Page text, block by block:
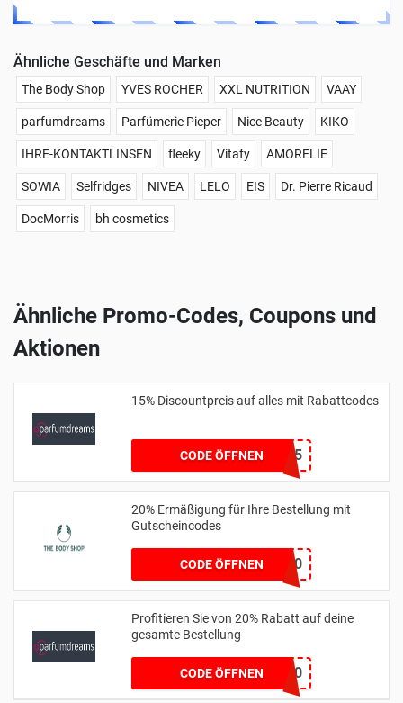
Ähnliche Geschäfte und Marken
The Body Shop YVES ROCHER XXL NUTRITION VAAY
parfumdreams Parfümerie Pieper Nice Beauty KIKO
IHRE-KONTAKTLINSEN fleeky Vitafy AMORELIE
SOWIA Selfridges NIVEA LELO EIS Dr. Pierre Ricaud
DocMorris bh cosmetics
Ähnliche Promo-Codes, Coupons und
Aktionen
15% Discountpreis auf alles mit Rabattcodes
CODE ÖFFNENPDAFFDE15
20% Ermäßigung für Ihre Bestellung mit
Gutscheincodes
CODE ÖFFNENmsft20
Profitieren Sie von 20% Rabatt auf deine
gesamte Bestellung
CODE ÖFFNEN PD20